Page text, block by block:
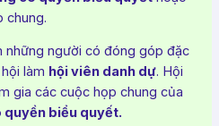
chung.
những người có đóng góp đặc
làm hội viên danh dự. Hội
gia các cuộc họp chung của
quyền biểu quyết.